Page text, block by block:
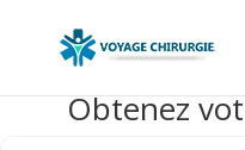
Obtenez